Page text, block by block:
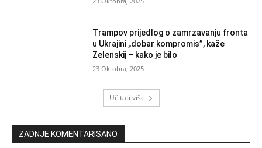
Trampov prijedlog o zamrzavanju fronta
u Ukrajini „dobar kompromis”, kaže
Zelenskij – kako je bilo
23 Oktobra, 2025
Učitati više
ZADNJE KOMENTARISANO